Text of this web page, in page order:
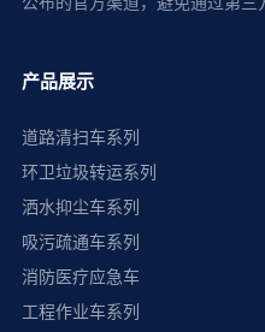
产品展示
道路清扫车系列
环卫垃圾转运系列
洒水抑尘车系列
吸污疏通车系列
消防医疗应急车
工程作业车系列